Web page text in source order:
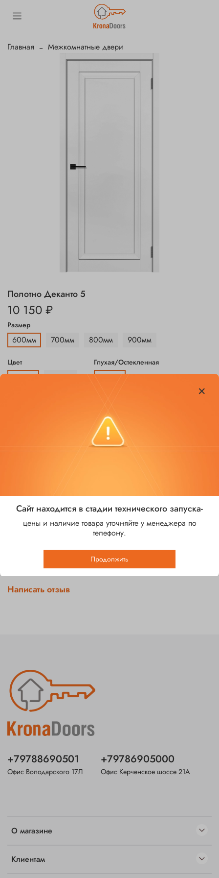
Главная Межкомнатные двери
Полотно Деканто 5
10 150 ₽
Размер
600мм 700мм 800мм 900мм
Цвет
Белый Серый
Глухая/Остекленная
Глухая
Заказать
Покрытие
ПЭТ
Отзывов еще никто не оставлял
Написать отзыв
О магазине
Клиентам
+79788690501
Офис Володарского 17Л
+79786905000
Офис Керченское шоссе 21А
Сайт находится в стадии технического запуска-
цены и наличие товара уточняйте у менеджера по
телефону.
Продолжить